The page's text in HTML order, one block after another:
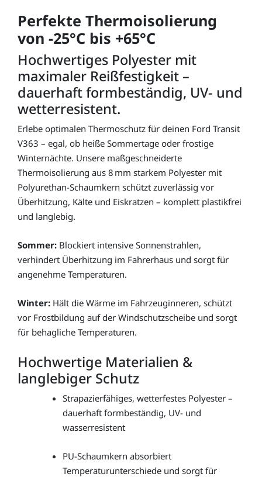
Perfekte Thermoisolierung
von -25°C bis +65°C
Hochwertiges Polyester mit
maximaler Reißfestigkeit –
dauerhaft formbeständig, UV- und
wetterresistent.
Erlebe optimalen Thermoschutz für deinen Ford Transit
V363 – egal, ob heiße Sommertage oder frostige
Winternächte. Unsere maßgeschneiderte
Thermoisolierung aus 8 mm starkem Polyester mit
Polyurethan-Schaumkern schützt zuverlässig vor
Überhitzung, Kälte und Eiskratzen – komplett plastikfrei
und langlebig.
Sommer: Blockiert intensive Sonnenstrahlen,
verhindert Überhitzung im Fahrerhaus und sorgt für
angenehme Temperaturen.
Winter: Hält die Wärme im Fahrzeuginneren, schützt
vor Frostbildung auf der Windschutzscheibe und sorgt
für behagliche Temperaturen.
Hochwertige Materialien &
langlebiger Schutz
Strapazierfähiges, wetterfestes Polyester –
dauerhaft formbeständig, UV- und
wasserresistent
PU-Schaumkern absorbiert
Temperaturunterschiede und sorgt für